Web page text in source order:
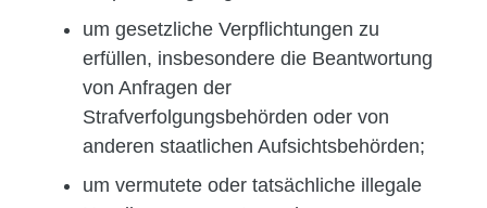
um gesetzliche Verpflichtungen zu
erfüllen, insbesondere die Beantwortung
von Anfragen der
Strafverfolgungsbehörden oder von
anderen staatlichen Aufsichtsbehörden;
um vermutete oder tatsächliche illegale